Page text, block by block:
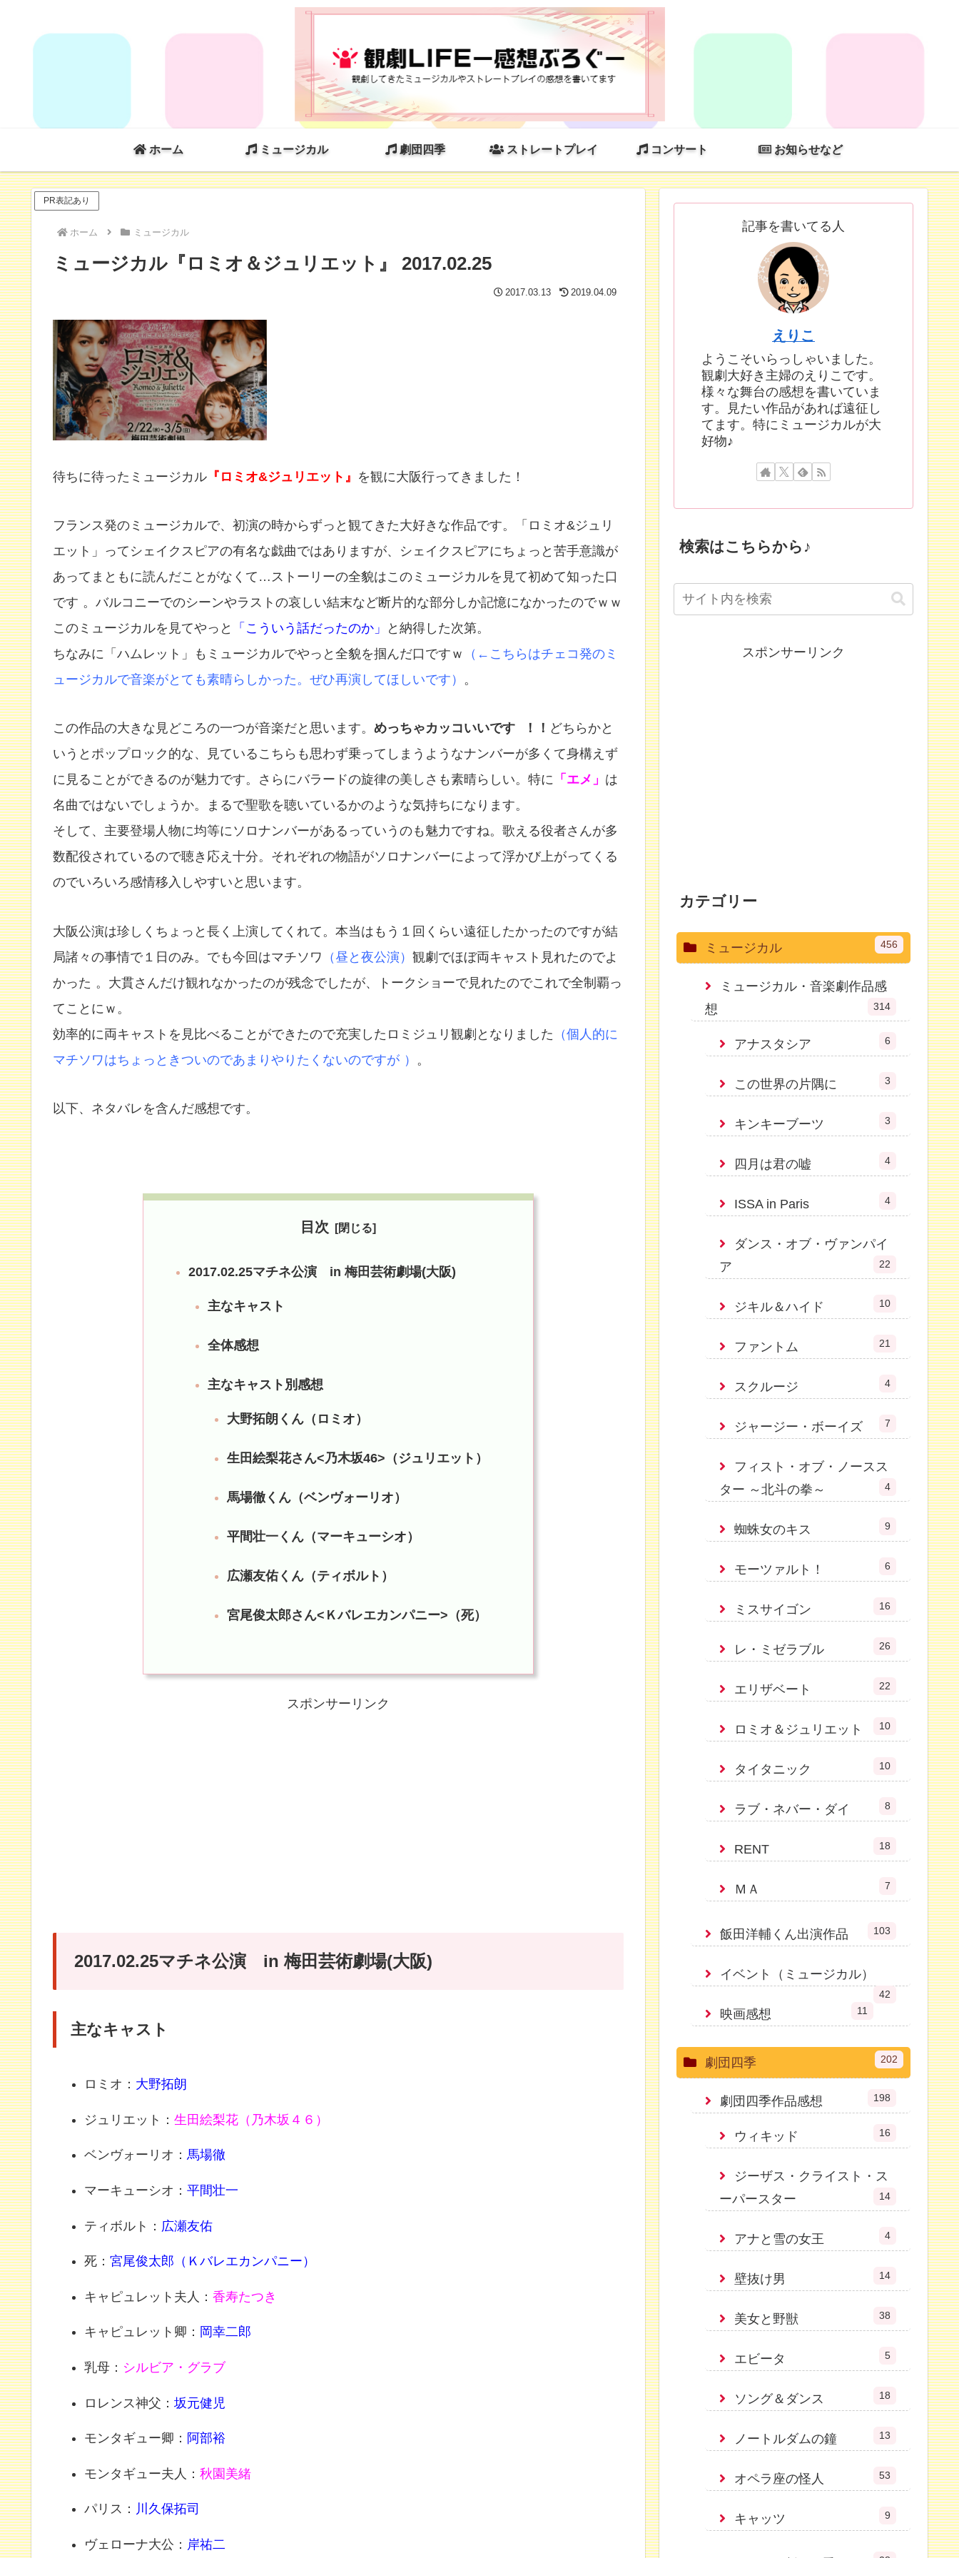
ホーム ミュージカル 劇団四季 ストレートプレイ コンサート お知らせなど
PR表記あり
ホーム ミュージカル
ミュージカル『ロミオ＆ジュリエット』 2017.02.25
2017.03.13 2019.04.09
待ちに待ったミュージカル 『ロミオ&ジュリエット』 を観に大阪行ってきました！
フランス発のミュージカルで、初演の時からずっと観てきた大好きな作品です。「ロミオ&ジュリ
エット」ってシェイクスピアの有名な戯曲ではありますが、シェイクスピアにちょっと苦手意識が
あってまともに読んだことがなくて…ストーリーの全貌はこのミュージカルを見て初めて知った口
です 。バルコニーでのシーンやラストの哀しい結末など断片的な部分しか記憶になかったのでｗｗ
このミュージカルを見てやっと
「こういう話だったのか」
と納得した次第。
ちなみに「ハムレット」もミュージカルでやっと全貌を掴んだ口ですｗ
（←こちらはチェコ発のミ
ュージカルで音楽がとても素晴らしかった。ぜひ再演してほしいです） 。
この作品の大きな見どころの一つが音楽だと思います。 めっちゃカッコいいです ！！ どちらかと
いうとポップロック的な、見ているこちらも思わず乗ってしまうようなナンバーが多くて身構えず
に見ることができるのが魅力です。さらにバラードの旋律の美しさも素晴らしい。特に 「エメ」 は
名曲ではないでしょうか。まるで聖歌を聴いているかのような気持ちになります。
そして、主要登場人物に均等にソロナンバーがあるっていうのも魅力ですね。歌える役者さんが多
数配役されているので聴き応え十分。それぞれの物語がソロナンバーによって浮かび上がってくる
のでいろいろ感情移入しやすいと思います。
大阪公演は珍しくちょっと長く上演してくれて。本当はもう１回くらい遠征したかったのですが結
局諸々の事情で１日のみ。でも今回はマチソワ （昼と夜公演） 観劇でほぼ両キャスト見れたのでよ
かった 。大貫さんだけ観れなかったのが残念でしたが、トークショーで見れたのでこれで全制覇っ
てことにｗ。
効率的に両キャストを見比べることができたので充実したロミジュリ観劇となりました （個人的に
マチソワはちょっときついのであまりやりたくないのですが ） 。
以下、ネタバレを含んだ感想です。
目次
2017.02.25マチネ公演 in 梅田芸術劇場(大阪)
主なキャスト
全体感想
主なキャスト別感想
大野拓朗くん（ロミオ）
生田絵梨花さん<乃木坂46>（ジュリエット）
馬場徹くん（ベンヴォーリオ）
平間壮一くん（マーキューシオ）
広瀬友佑くん（ティボルト）
宮尾俊太郎さん<Ｋバレエカンパニー>（死）
スポンサーリンク
2017.02.25マチネ公演 in 梅田芸術劇場(大阪)
主なキャスト
ロミオ： 大野拓朗
ジュリエット： 生田絵梨花（乃木坂４６）
ベンヴォーリオ： 馬場徹
マーキューシオ： 平間壮一
ティボルト： 広瀬友佑
死： 宮尾俊太郎（Ｋバレエカンパニー）
キャピュレット夫人： 香寿たつき
キャピュレット卿： 岡幸二郎
乳母： シルビア・グラブ
ロレンス神父： 坂元健児
モンタギュー卿： 阿部裕
モンタギュー夫人： 秋園美緒
パリス： 川久保拓司
ヴェローナ大公： 岸祐二
記事を書いてる人
えりこ
ようこそいらっしゃいました。
観劇大好き主婦のえりこです。
様々な舞台の感想を書いていま
す。見たい作品があれば遠征し
てます。特にミュージカルが大
好物♪
検索はこちらから♪
スポンサーリンク
カテゴリー
ミュージカル 456
ミュージカル・音楽劇作品感
想
314
アナスタシア 6
この世界の片隅に 3
キンキーブーツ 3
四月は君の嘘 4
ISSA in Paris 4
ダンス・オブ・ヴァンパイ
ア
22
ジキル＆ハイド 10
ファントム 21
スクルージ 4
ジャージー・ボーイズ 7
フィスト・オブ・ノースス
ター ～北斗の拳～
4
蜘蛛女のキス 9
モーツァルト！ 6
ミスサイゴン 16
レ・ミゼラブル 26
エリザベート 22
ロミオ＆ジュリエット 10
タイタニック 10
ラブ・ネバー・ダイ 8
RENT 18
ＭＡ 7
飯田洋輔くん出演作品 103
イベント（ミュージカル）
42
映画感想 11
劇団四季 202
劇団四季作品感想 198
ウィキッド 16
ジーザス・クライスト・ス
ーパースター
14
アナと雪の女王 4
壁抜け男 14
美女と野獣 38
エビータ 5
ソング＆ダンス 18
ノートルダムの鐘 13
オペラ座の怪人 53
キャッツ 9